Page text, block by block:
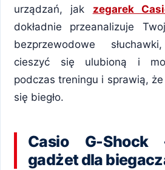
urządzań, jak zegarek
dokładnie przeanalizuje
bezprzewodowe
cieszyć się ulubioną i
podczas treningu i sprawią,
się biegło.
Casio G-Shock
gadżet dla